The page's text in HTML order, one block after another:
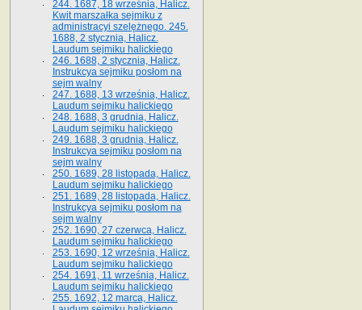
244. 1687, 18 września, Halicz.
Kwit marszałka sejmiku z
administracyi szelężnego. 245.
1688, 2 stycznia, Halicz.
Laudum sejmiku halickiego
246. 1688, 2 stycznia, Halicz.
Instrukcya sejmiku posłom na
sejm walny
247. 1688, 13 września, Halicz.
Laudum sejmiku halickiego
248. 1688, 3 grudnia, Halicz.
Laudum sejmiku halickiego
249. 1688, 3 grudnia, Halicz.
Instrukcya sejmiku posłom na
sejm walny
250. 1689, 28 listopada, Halicz.
Laudum sejmiku halickiego
251. 1689, 28 listopada, Halicz.
Instrukcya sejmiku posłom na
sejm walny
252. 1690, 27 czerwca, Halicz.
Laudum sejmiku halickiego
253. 1690, 12 września, Halicz.
Laudum sejmiku halickiego
254. 1691, 11 września, Halicz.
Laudum sejmiku halickiego
255. 1692, 12 marca, Halicz.